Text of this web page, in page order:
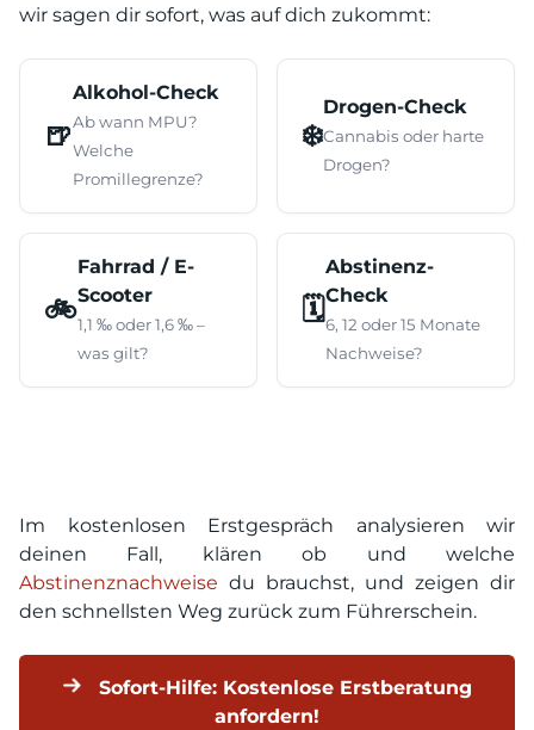
wir sagen dir sofort, was auf dich zukommt:
🍺
Alkohol-Check
Ab wann MPU?
Welche
Promillegrenze?
❄️
Drogen-Check
Cannabis oder harte
Drogen?
🚲
Fahrrad / E-
Scooter
1,1 ‰ oder 1,6 ‰ –
was gilt?
🗓️
Abstinenz-
Check
6, 12 oder 15 Monate
Nachweise?
Im kostenlosen Erstgespräch analysieren wir
deinen Fall, klären ob und welche
Abstinenznachweise du brauchst, und zeigen dir
den schnellsten Weg zurück zum Führerschein.
Sofort-Hilfe: Kostenlose Erstberatung
anfordern!